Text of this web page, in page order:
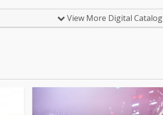
View More Digital Catalog